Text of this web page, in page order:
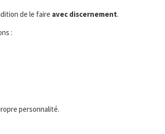
de le faire avec discernement.
:
personnalité.